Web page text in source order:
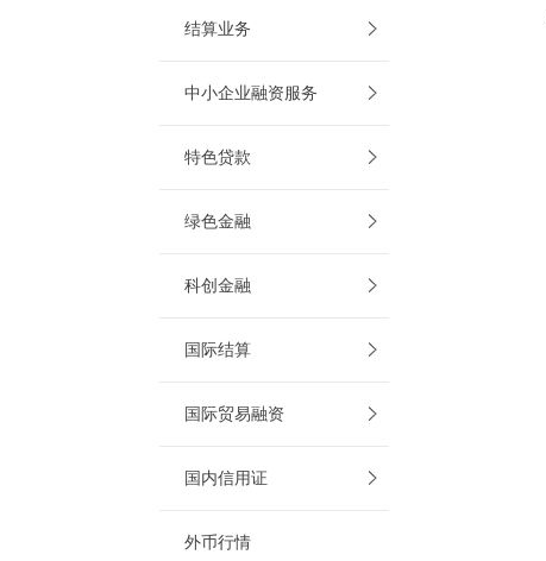
结算业务
中小企业融资服务
特色贷款
绿色金融
科创金融
国际结算
国际贸易融资
国内信用证
外币行情